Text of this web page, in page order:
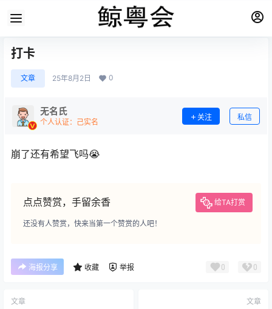
打卡
文章 25年8月2日 0
无名氏
个人认证：己实名
关注 私信
崩了还有希望飞吗😭
点点赞赏，手留余香 给TA打赏
还没有人赞赏，快来当第一个赞赏的人吧！
海报分享 收藏 举报 0 0
文章 文章